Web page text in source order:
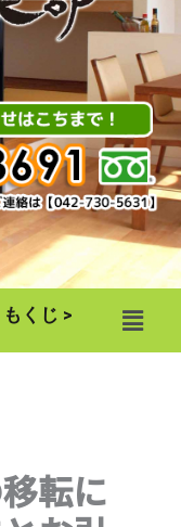
もくじ > メ
ニ
ュ
転に